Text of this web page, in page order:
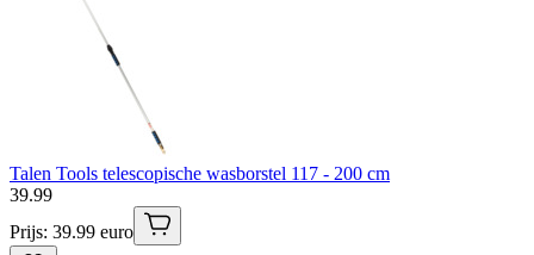
Talen Tools telescopische wasborstel 117 - 200 cm
39.99
Prijs: 39.99 euro